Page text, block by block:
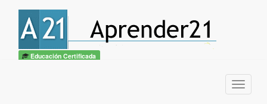
Educación Certificada
Menu